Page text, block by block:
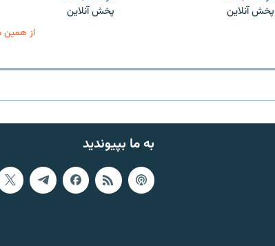
پخش آنلاین پخش آنلاین
از همین
به ما بپیوندید